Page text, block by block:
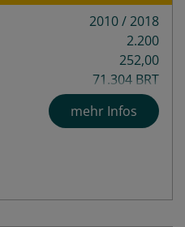
2010 / 2018
2.200
252,00
71.304 BRT
14
mehr Infos